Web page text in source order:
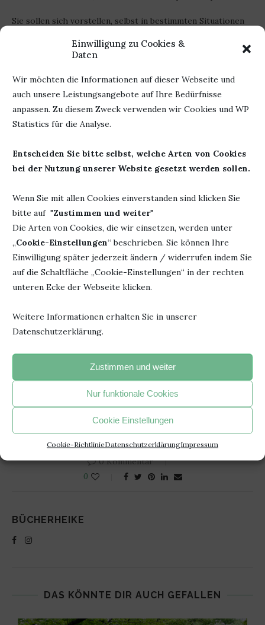
Einwilligung zu Cookies &
Daten
Wir möchten die Informationen auf dieser Webseite und
auch unsere Leistungsangebote auf Ihre Bedürfnisse
anpassen. Zu diesem Zweck verwenden wir Cookies und WP
Statistics für die Analyse.
Entscheiden Sie bitte selbst, welche Arten von Cookies
bei der Nutzung unserer Website gesetzt werden sollen.
Wenn Sie mit allen Cookies einverstanden sind klicken Sie
bitte auf "Zustimmen und weiter"
Die Arten von Cookies, die wir einsetzen, werden unter
„Cookie-Einstellungen“ beschrieben. Sie können Ihre
Einwilligung später jederzeit ändern / widerrufen indem Sie
auf die Schaltfläche „Cookie-Einstellungen“ in der rechten
unteren Ecke der Webseite klicken.
Weitere Informationen erhalten Sie in unserer
Datenschutzerklärung.
Zustimmen und weiter
Nur funktionale Cookies
Cookie Einstellungen
Cookie-RichtlinieDatenschutzerklärungImpressum
Sie sollen sich vorstellen, selbst in bestimmten Situationen
besteigen. Ein Abenteuer zu erleben. Selbstausgedachte
ihre Fantasie angeregt und sie „kommen runter“, wie man so
schön sagt. Es sorgt für Ruhe und Entspannung.
Die Eltern können ein schönes abendliches Ritual daraus
oder etwas vorlesen. Nicht jedem liegt das Erfinden von
Geschichten.
Kinder in Bewegung zu bringen, sie vom Alltag wegzuholen,
ihnen Ruhe zu geben.
Werbung
Autor: Anika Pätzold & Sophie
Titel: Kinderyoga & Traumreisen
mit Kyra und Travis
Seiten 104
0 Kommentar
0
BÜCHERHEIKE
DAS KÖNNTE DIR AUCH GEFALLEN